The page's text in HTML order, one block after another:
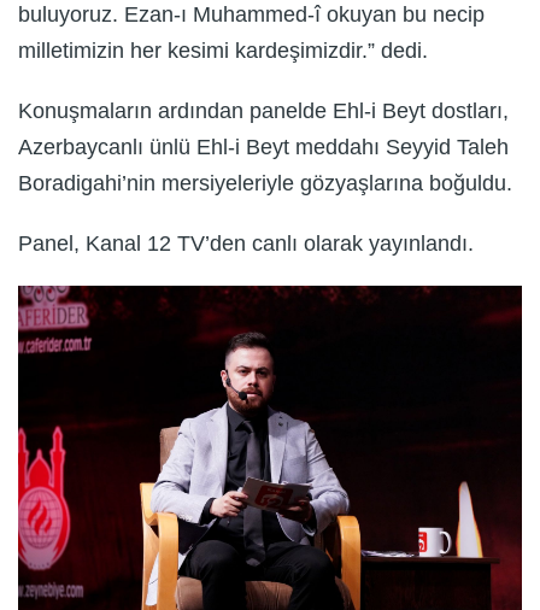
buluyoruz. Ezan-ı Muhammed-î okuyan bu necip
milletimizin her kesimi kardeşimizdir.” dedi.
Konuşmaların ardından panelde Ehl-i Beyt dostları,
Azerbaycanlı ünlü Ehl-i Beyt meddahı Seyyid Taleh
Boradigahi’nin mersiyeleriyle gözyaşlarına boğuldu.
Panel, Kanal 12 TV’den canlı olarak yayınlandı.